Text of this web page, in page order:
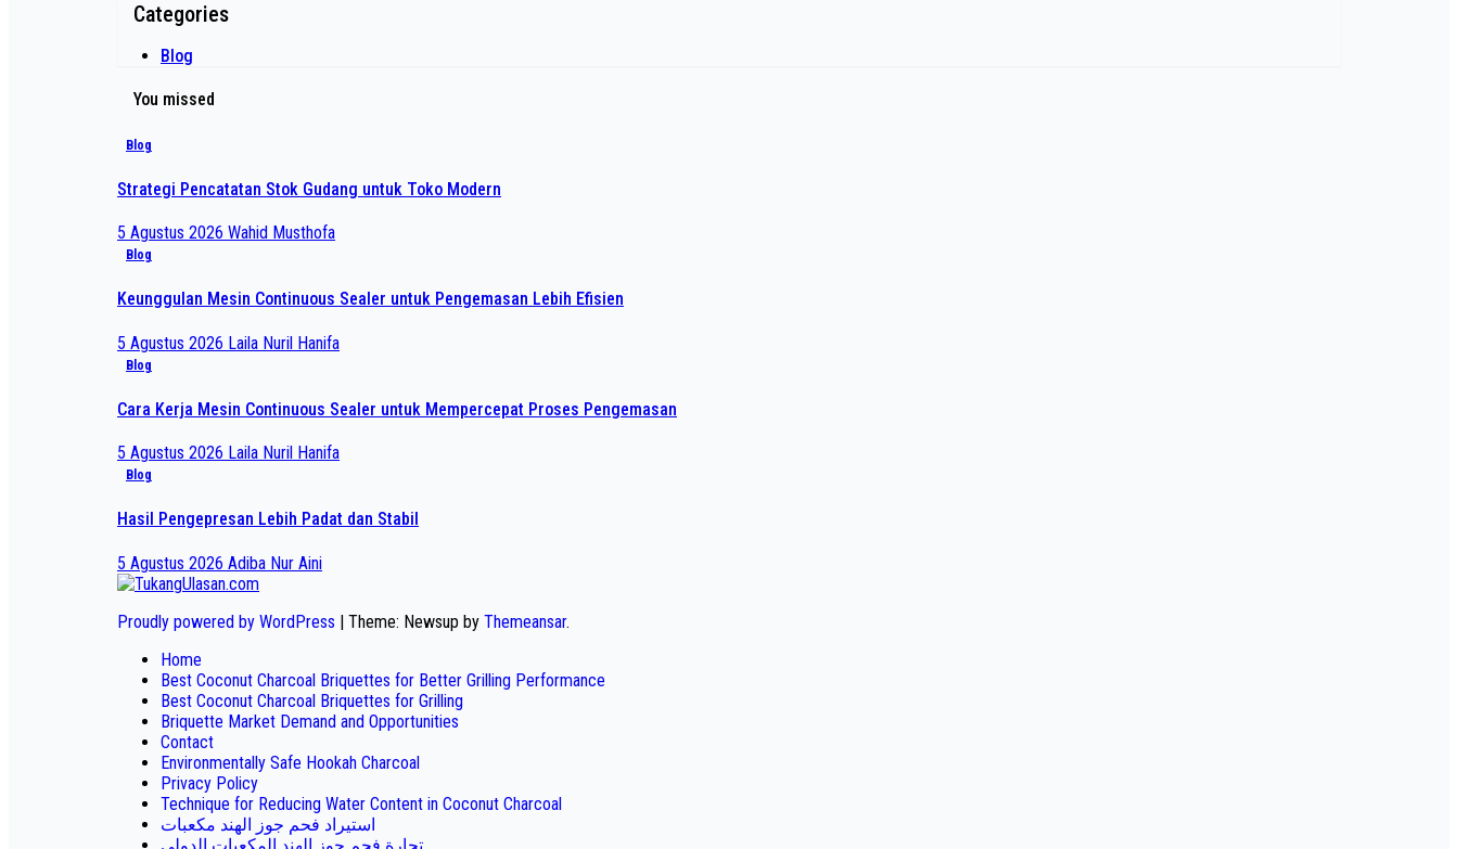
Categories
Blog
You missed
Blog
Strategi Pencatatan Stok Gudang untuk Toko Modern
5 Agustus 2026 Wahid Musthofa
Blog
Keunggulan Mesin Continuous Sealer untuk Pengemasan Lebih Efisien
5 Agustus 2026 Laila Nuril Hanifa
Blog
Cara Kerja Mesin Continuous Sealer untuk Mempercepat Proses Pengemasan
5 Agustus 2026 Laila Nuril Hanifa
Blog
Hasil Pengepresan Lebih Padat dan Stabil
5 Agustus 2026 Adiba Nur Aini
Proudly powered by WordPress | Theme: Newsup by Themeansar.
Home
Best Coconut Charcoal Briquettes for Better Grilling Performance
Best Coconut Charcoal Briquettes for Grilling
Briquette Market Demand and Opportunities
Contact
Environmentally Safe Hookah Charcoal
Privacy Policy
Technique for Reducing Water Content in Coconut Charcoal
استيراد فحم جوز الهند مكعبات